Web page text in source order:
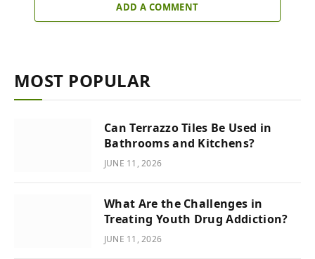
ADD A COMMENT
MOST POPULAR
Can Terrazzo Tiles Be Used in
Bathrooms and Kitchens?
JUNE 11, 2026
What Are the Challenges in
Treating Youth Drug Addiction?
JUNE 11, 2026